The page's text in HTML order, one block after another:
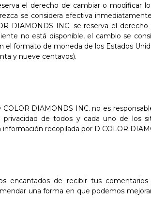
el derecho de cambiar o modificar
se considera efectiva
DIAMONDS INC. se reserva el
no está disponible, el cambio se
formato de moneda de los Estados
y nueve centavos).
DIAMONDS INC. no es
de todos y cada uno de los
recopilada por D COLOR
de recibir tus comentarios
una forma en que podemos